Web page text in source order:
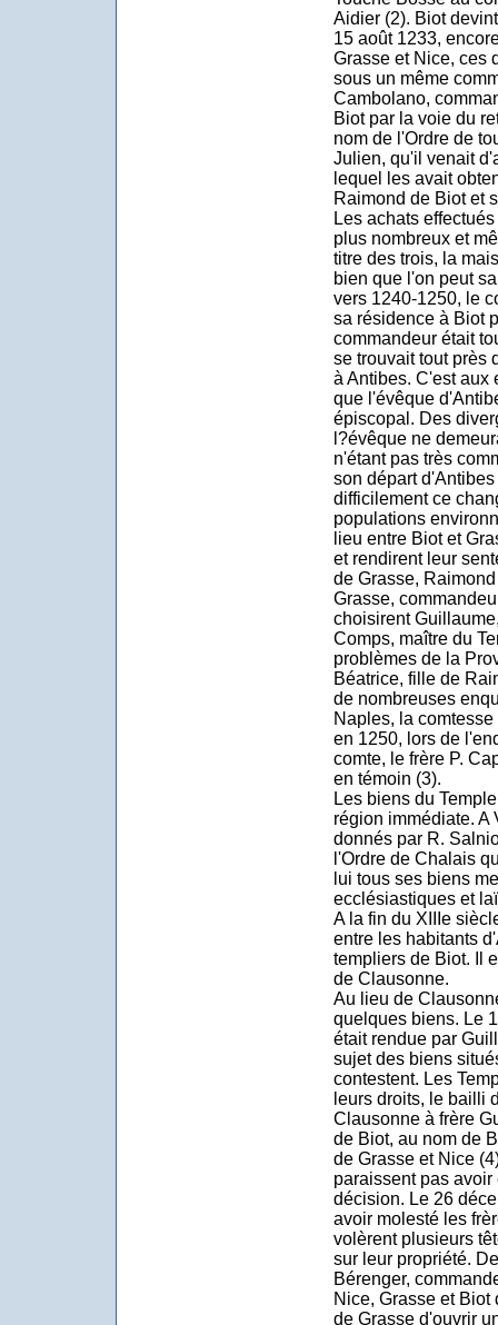
Aidier (2). Biot
15 août 1233,
Grasse et Nice, ces
sous un même
Cambolano,
Biot par la voie du
nom de l'Ordre de
Julien, qu'il venait
lequel les avait
Raimond de Biot et
Les achats
plus nombreux et
titre des trois, la
bien que l'on peut
vers 1240-1250, le
sa résidence à Biot
commandeur était
se trouvait tout près
à Antibes. C'est aux
que l'évêque
épiscopal. Des
l?évêque ne
n'étant pas très
son départ
difficilement ce
populations
lieu entre Biot et
et rendirent leur
de Grasse,
Grasse,
choisirent
Comps, maître du
problèmes de la
Béatrice, fille de
de nombreuses
Naples, la
en 1250, lors de
comte, le frère P.
en témoin (3).
Les biens du
région immédiate. A
donnés par R.
l'Ordre de Chalais
lui tous ses biens
ecclésiastiques et
A la fin du XIIIe
entre les habitants
templiers de Biot. Il
de Clausonne.
Au lieu de
quelques biens. Le
était rendue par
sujet des biens
contestent. Les
leurs droits, le bailli
Clausonne à frère
de Biot, au nom de
de Grasse et Nice
paraissent pas avoir
décision. Le 26
avoir molesté les
volèrent plusieurs
sur leur propriété.
Bérenger,
Nice, Grasse et
de Grasse d'ouvrir